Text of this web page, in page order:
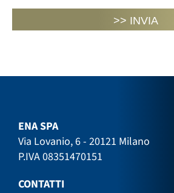
ENA SPA
Via Lovanio, 6 - 20121 Milano
P.IVA 08351470151
CONTATTI